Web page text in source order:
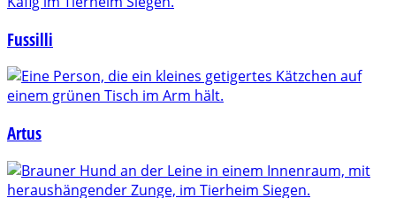
Fussilli
Artus